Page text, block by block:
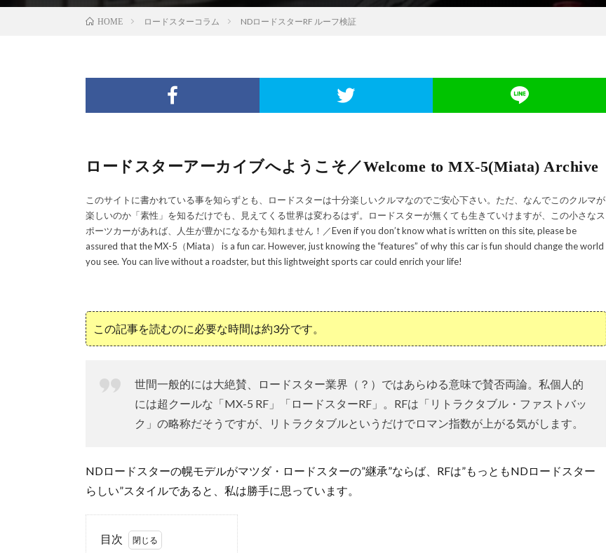
HOME ロードスターコラム NDロードスターRF ルーフ検証
ロードスターアーカイブへようこそ／Welcome to MX-5(Miata) Archive
このサイトに書かれている事を知らずとも、ロードスターは十分楽しいクルマなのでご安心下さい。ただ、なんでこのクルマが
楽しいのか「素性」を知るだけでも、見えてくる世界は変わるはず。ロードスターが無くても生きていけますが、この小さなス
ポーツカーがあれば、人生が豊かになるかも知れません！／Even if you don’t know what is written on this site, please be
assured that the MX-5（Miata） is a fun car. However, just knowing the “features” of why this car is fun should change the world
you see. You can live without a roadster, but this lightweight sports car could enrich your life!
この記事を読むのに必要な時間は約3分です。
世間一般的には大絶賛、ロードスター業界（？）ではあらゆる意味で賛否両論。私個人的
には超クールな「MX-5 RF」「ロードスターRF」。RFは「リトラクタブル・ファストバッ
ク」の略称だそうですが、リトラクタブルというだけでロマン指数が上がる気がします。
NDロードスターの幌モデルがマツダ・ロードスターの”継承”ならば、RFは”もっともNDロードスター
らしい”スタイルであると、私は勝手に思っています。
目次